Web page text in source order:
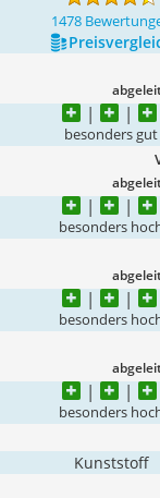
1478
besonders gut
besonders
besonders
besonders
Kunststoff